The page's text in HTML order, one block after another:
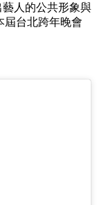
人的公共形象與
屆台北跨年晚會